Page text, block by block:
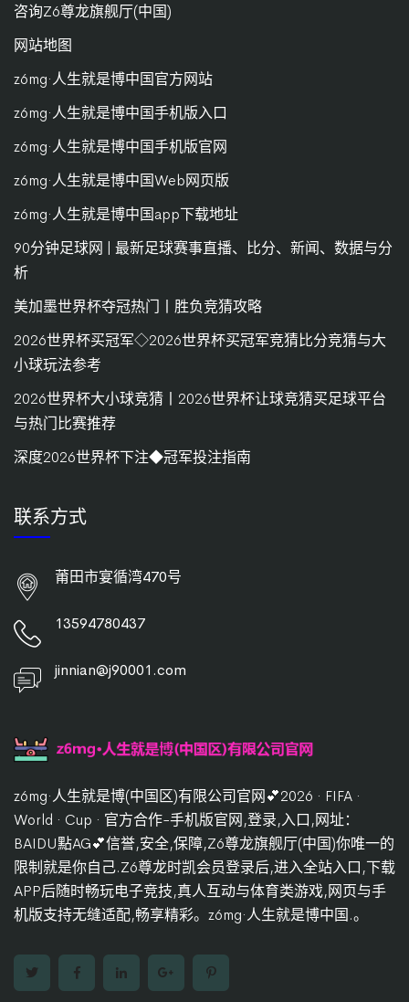
咨询Z6尊龙旗舰厅(中国)
网站地图
z6mg·人生就是博中国官方网站
z6mg·人生就是博中国手机版入口
z6mg·人生就是博中国手机版官网
z6mg·人生就是博中国Web网页版
z6mg·人生就是博中国app下载地址
90分钟足球网 | 最新足球赛事直播、比分、新闻、数据与分
析
美加墨世界杯夺冠热门丨胜负竞猜攻略
2026世界杯买冠军◇2026世界杯买冠军竞猜比分竞猜与大
小球玩法参考
2026世界杯大小球竞猜丨2026世界杯让球竞猜买足球平台
与热门比赛推荐
深度2026世界杯下注◆冠军投注指南
联系方式
莆田市宴循湾470号
13594780437
jinnian@j90001.com
z6mg·人生就是博(中国区)有限公司官网💕2026 · FIFA ·
World · Cup · 官方合作-手机版官网,登录,入口,网址：
BAIDU點AG💕信誉,安全,保障,Z6尊龙旗舰厅(中国)你唯一的
限制就是你自己.Z6尊龙时凯会员登录后,进入全站入口,下载
APP后随时畅玩电子竞技,真人互动与体育类游戏,网页与手
机版支持无缝适配,畅享精彩。z6mg·人生就是博中国.。